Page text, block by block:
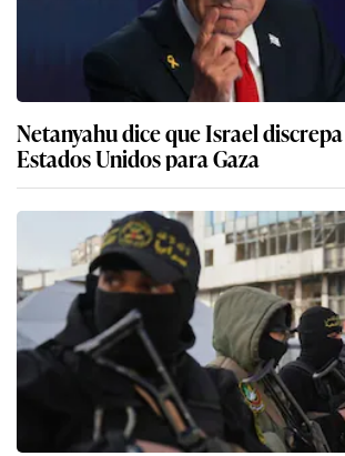
Netanyahu dice que Israel
Estados Unidos para Gaza